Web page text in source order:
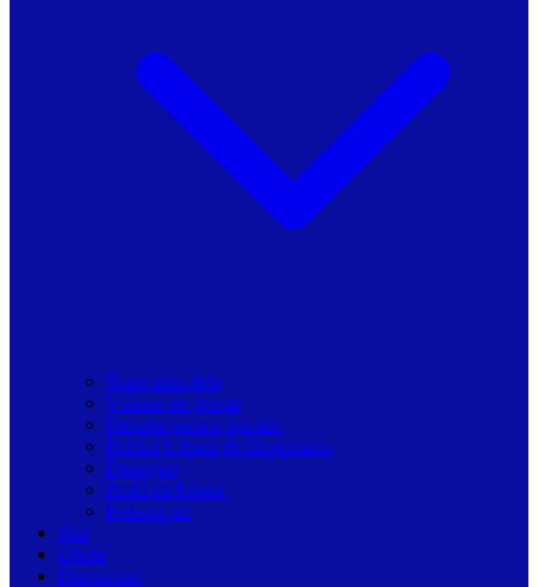
Toate articolele
Viziune de primar
Resurse pentru primarii
Politici Urbane & Guvernanta
Dialoguri
Profil de Primar
Podcast-uri
Stiri
Oferte
Despre noi